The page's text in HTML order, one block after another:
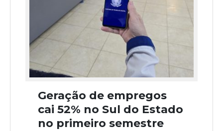
Geração de empregos
cai 52% no Sul do Estado
no primeiro semestre